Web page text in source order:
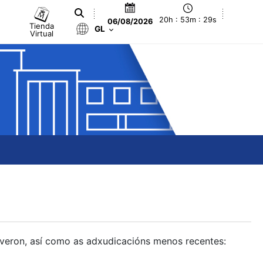
Tienda
Virtual
06/08/2026 20h : 53m : 29s
GL
así como as adxudicacións menos recentes: